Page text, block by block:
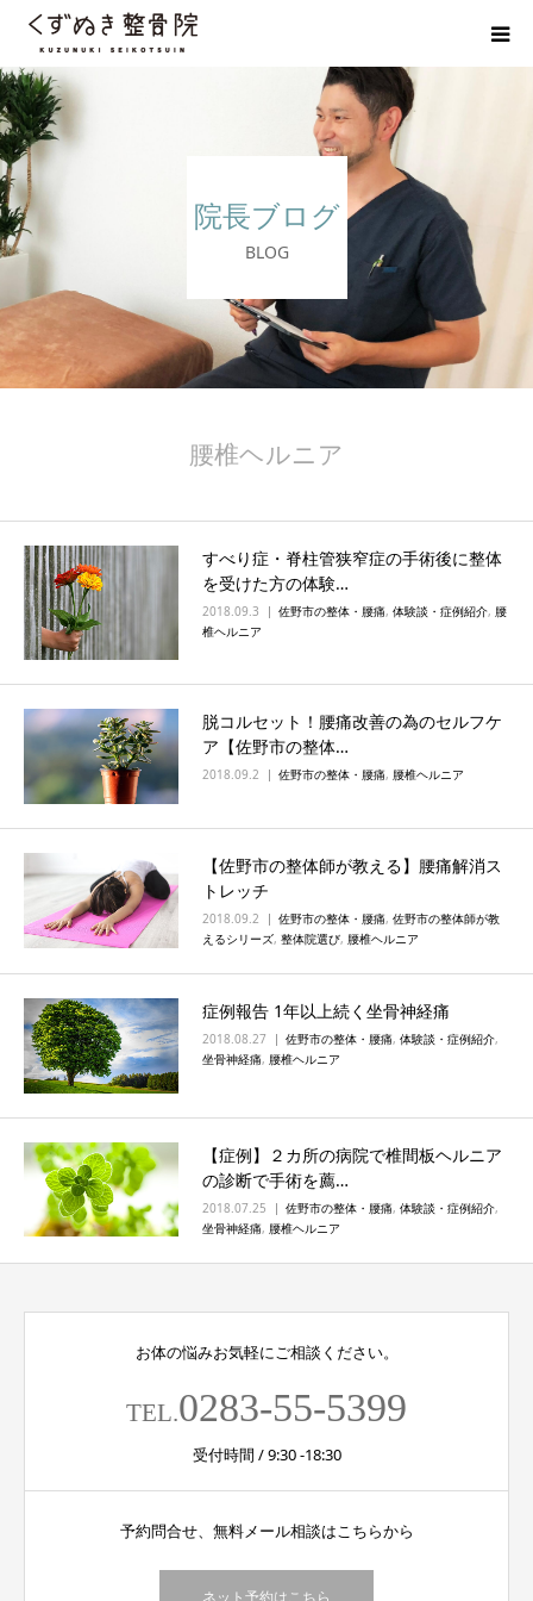
院長ブログ
BLOG
腰椎ヘルニア
すべり症・脊柱管狭窄症の手術後に整体
を受けた方の体験…
2018.09.3 佐野市の整体・腰痛, 体験談・症例紹介, 腰
椎ヘルニア
脱コルセット！腰痛改善の為のセルフケ
ア【佐野市の整体…
2018.09.2 佐野市の整体・腰痛, 腰椎ヘルニア
【佐野市の整体師が教える】腰痛解消ス
トレッチ
2018.09.2 佐野市の整体・腰痛, 佐野市の整体師が教
えるシリーズ, 整体院選び, 腰椎ヘルニア
症例報告 1年以上続く坐骨神経痛
2018.08.27 佐野市の整体・腰痛, 体験談・症例紹介,
坐骨神経痛, 腰椎ヘルニア
【症例】２カ所の病院で椎間板ヘルニア
の診断で手術を薦…
2018.07.25 佐野市の整体・腰痛, 体験談・症例紹介,
坐骨神経痛, 腰椎ヘルニア
お体の悩みお気軽にご相談ください。
TEL.0283-55-5399
受付時間 / 9:30 -18:30
予約問合せ、無料メール相談はこちらから
ネット予約はこちら
お客様の声
院長ブログ
佐野市の交通事故治療 整骨院